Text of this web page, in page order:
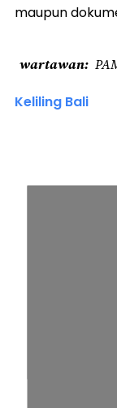
maupun
wartawan
Keliling Bali